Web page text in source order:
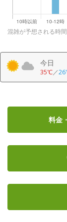
混雑が予想される時
今日
35℃／
料金